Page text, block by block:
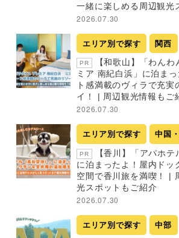
一緒に楽しめる周辺観光
2026.07.30
エリア別で探す 関西
PR
【和歌山】「わんわ
ミア 南紀白浜」に泊ま
ト感満載のヴィラで充実
イ！ | 周辺観光情報もご
2026.07.30
エリア別で探す 中国
PR
【香川】「アパホテ
に泊まったよ！屋内ドッ
空間で香川旅を満喫！ |
光スポットもご紹介
2026.07.30
エリア別で探す 中部